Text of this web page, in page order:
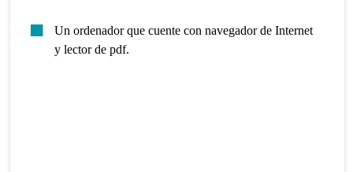
Un ordenador que cuente con navegador de Internet
y lector de pdf.